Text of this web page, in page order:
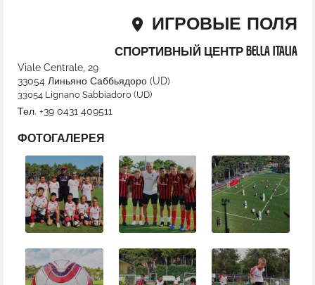
ИГРОВЫЕ ПОЛЯ
СПОРТИВНЫЙ ЦЕНТР BELLA ITALIA
Viale Centrale, 29
33054 Линьяно Саббьядоро(UD)
33054 Lignano Sabbiadoro (UD)
Тел. +39 0431 409511
ФОТОГАЛЕРЕЯ